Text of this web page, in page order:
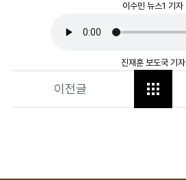
이수민 뉴스1 기자
진재훈 보도국 기자
이전글